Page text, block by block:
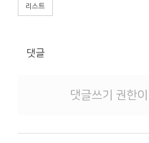
리스트
댓글
댓글쓰기 권한